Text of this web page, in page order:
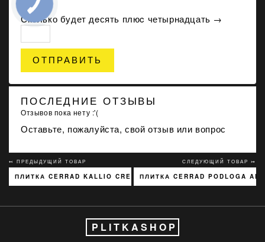
Сколько будет дeсять плюc четырнадцать →
ОТПРАВИТЬ
ПОСЛЕДНИЕ ОТЗЫВЫ
Отзывов пока нету :'(
Оставьте, пожалуйста, свой отзыв или вопрос
↢ ПРЕДЫДУЩИЙ ТОВАР
ПЛИТКА CERRAD KALLIO CREAM 3768 15X45
СЛЕДУЮЩИЙ ТОВАР ↣
ПЛИТКА CERRAD PODLOGA
PLITKASHOP